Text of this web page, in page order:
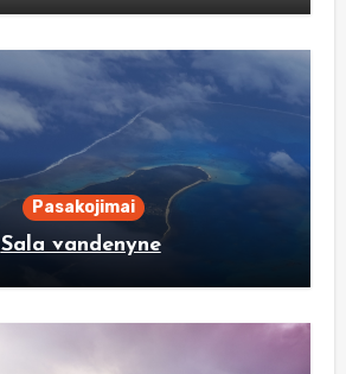
Pasakojimai
Sala vandenyne